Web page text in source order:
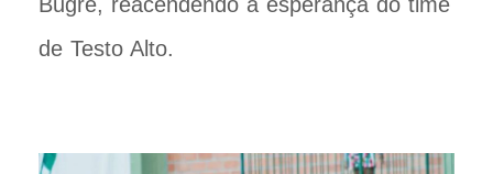
de Testo Alto.